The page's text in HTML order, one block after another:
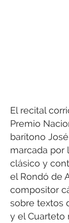
El recital
Premio
barítono
marcada por
clásico y
el Rondó de
compositor
sobre textos
y el Cuarteto